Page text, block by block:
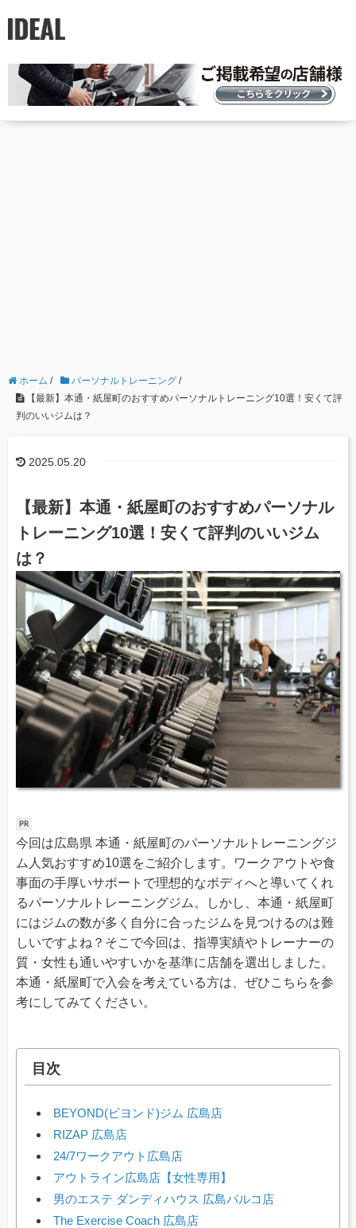
ホーム / パーソナルトレーニング /
【最新】本通・紙屋町のおすすめパーソナルトレーニング10選！安くて評
判のいいジムは？
2025.05.20
【最新】本通・紙屋町のおすすめパーソナル
トレーニング10選！安くて評判のいいジム
は？
今回は広島県 本通・紙屋町のパーソナルトレーニングジ
ム人気おすすめ10選をご紹介します。ワークアウトや食
事面の手厚いサポートで理想的なボディへと導いてくれ
るパーソナルトレーニングジム。しかし、本通・紙屋町
にはジムの数が多く自分に合ったジムを見つけるのは難
しいですよね？そこで今回は、指導実績やトレーナーの
質・女性も通いやすいかを基準に店舗を選出しました。
本通・紙屋町で入会を考えている方は、ぜひこちらを参
考にしてみてください。
目次
BEYOND(ビヨンド)ジム 広島店
RIZAP 広島店
24/7ワークアウト広島店
アウトライン広島店【女性専用】
男のエステ ダンディハウス 広島パルコ店
The Exercise Coach 広島店